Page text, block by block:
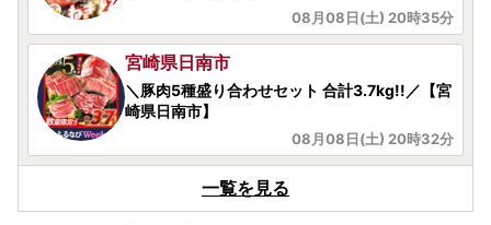
08月08日(土) 20時35分
宮崎県日南市
＼豚肉5種盛り合わせセット 合計3.7kg!!／【宮
崎県日南市】
08月08日(土) 20時32分
広島県北広島町
🍨🎉生乳アイスで夏を涼しく！❄️
一覧を見る